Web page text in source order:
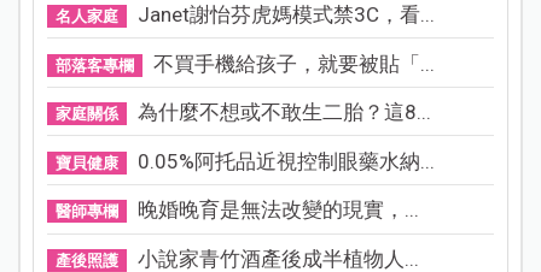
名人家庭 Janet謝怡芬虎媽模式禁3C，看...
部落客專欄 不買手機給孩子，就要被貼「...
家庭關係 為什麼不想或不敢生二胎？這8...
寶貝健康 0.05%阿托品近視控制眼藥水納...
醫師專欄 晚婚晚育是無法改變的現實，...
產後照護 小說家青竹酒產後成半植物人...